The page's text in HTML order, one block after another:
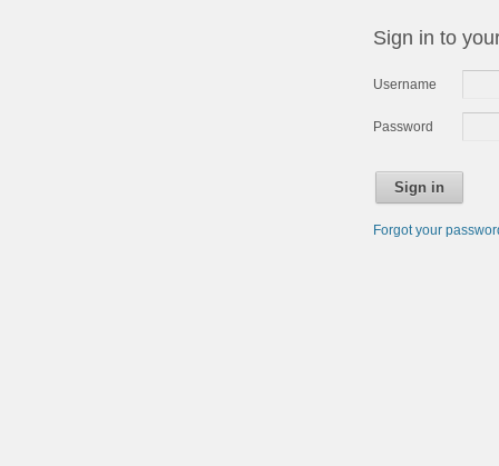
Sign in to
Username
Password
Sign in
Forgot your